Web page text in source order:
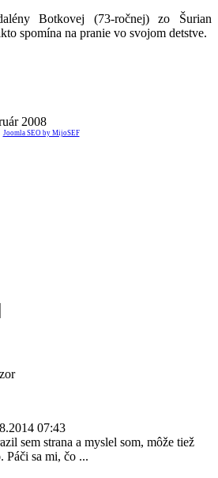
Botkovej (73-ročnej) zo Šurian
spomína na pranie vo svojom detstve.
2008
Joomla SEO by MijoSEF
07:43
sem strana a myslel som, môže tiež
Páči sa mi, čo ...